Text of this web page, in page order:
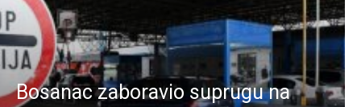
Bosanac zaboravio suprugu na